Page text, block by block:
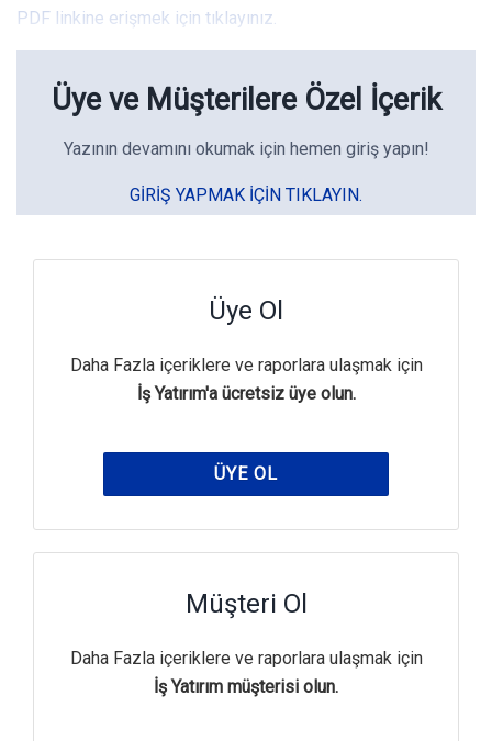
PDF linkine erişmek için tıklayınız.
Üye ve Müşterilere Özel İçerik
Yazının devamını okumak için hemen giriş yapın!
GIRIŞ YAPMAK IÇIN TIKLAYIN.
Üye Ol
Daha Fazla içeriklere ve raporlara ulaşmak için
İş Yatırım'a ücretsiz üye olun.
ÜYE OL
Müşteri Ol
Daha Fazla içeriklere ve raporlara ulaşmak için
İş Yatırım müşterisi olun.